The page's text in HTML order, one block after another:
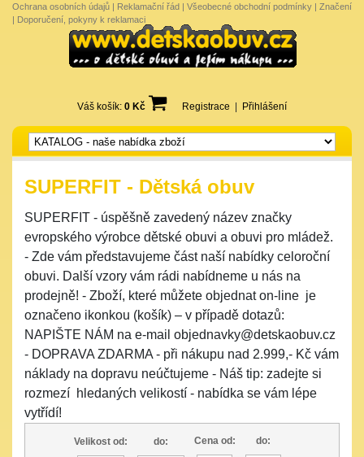
Ochrana osobních údajů | Reklamační řád | Všeobecné obchodní podmínky | Značení
| Doporučení, pokyny k reklamaci
Váš košík: 0 Kč Registrace Přihlášení
SUPERFIT - Dětská obuv
SUPERFIT - úspěšně zavedený název značky
evropského výrobce dětské obuvi a obuvi pro mládež.
- Zde vám představujeme část naší nabídky celoroční
obuvi. Další vzory vám rádi nabídneme u nás na
prodejně! - Zboží, které můžete objednat on-line je
označeno ikonkou (košík) – v případě dotazů:
NAPIŠTE NÁM na e-mail objednavky@detskaobuv.cz
- DOPRAVA ZDARMA - při nákupu nad 2.999,- Kč vám
náklady na dopravu neúčtujeme - Náš tip: zadejte si
rozmezí hledaných velikostí - nabídka se vám lépe
vytřídí!
Velikost od: do: Cena od: do: